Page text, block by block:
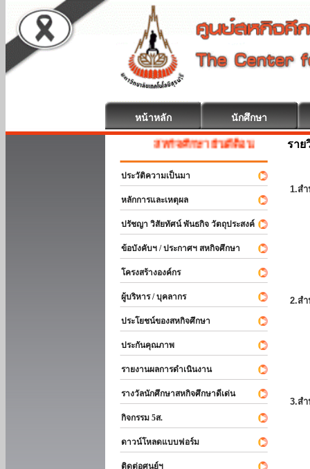
หน้าหลัก นักศึกษา
สหกิจศึกษา ยินดีต้อนรับ
ประวัติความเป็นมา
หลักการและเหตุผล
ปรัชญา วิสัยทัศน์ พันธกิจ วัตถุประสงค์
ข้อบังคับฯ / ประกาศฯ สหกิจศึกษา
โครงสร้างองค์กร
ผู้บริหาร / บุคลากร
ประโยชน์ของสหกิจศึกษา
ประกันคุณภาพ
รายงานผลการดำเนินงาน
รางวัลนักศึกษาสหกิจศึกษาดีเด่น
กิจกรรม 5ส.
ดาวน์โหลดแบบฟอร์ม
ติดต่อศูนย์ฯ
ราย
1.ส
2.ส
3.ส